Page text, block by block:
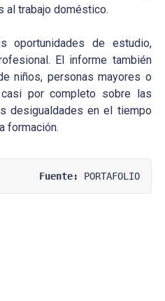
al trabajo doméstico.
oportunidades de estudio,
El informe también
niños, personas mayores o
por completo sobre las
desigualdades en el tiempo
formación.
Fuente: PORTAFOLIO